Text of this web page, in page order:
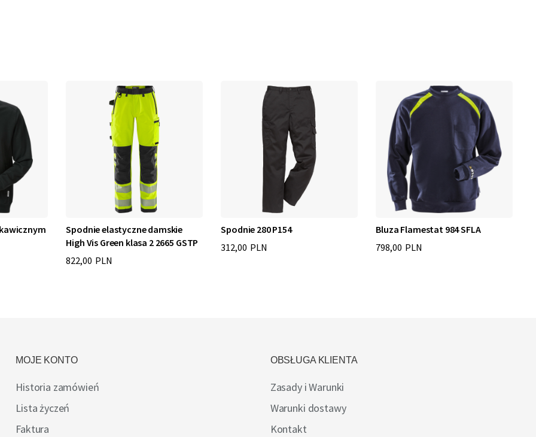
Spodnie elastyczne damskie
High Vis Green klasa 2 2665 GSTP
822,00 PLN
Spodnie 280 P154
312,00 PLN
Bluza Flamestat 984 SFLA
798,00 PLN
MOJE KONTO
Historia zamówień
Lista życzeń
Faktura
OBSŁUGA KLIENTA
Zasady i Warunki
Warunki dostawy
Kontakt